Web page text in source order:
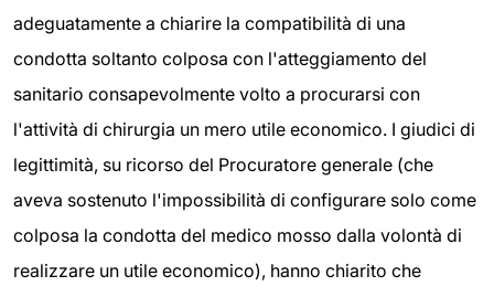
adeguatamente a chiarire la compatibilità di una
condotta soltanto colposa con l'atteggiamento del
sanitario consapevolmente volto a procurarsi con
l'attività di chirurgia un mero utile economico. I giudici di
legittimità, su ricorso del Procuratore generale (che
aveva sostenuto l'impossibilità di configurare solo come
colposa la condotta del medico mosso dalla volontà di
realizzare un utile economico), hanno chiarito che